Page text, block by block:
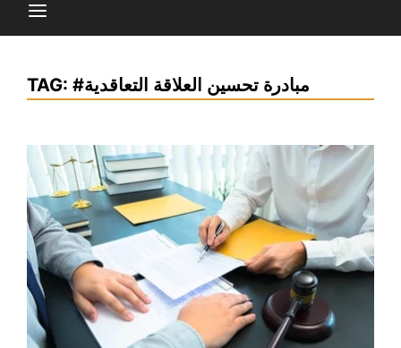
TAG: #مبادرة تحسين العلاقة التعاقدية